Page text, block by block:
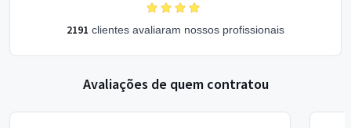
2191 clientes avaliaram nossos profissionais
Avaliações de quem contratou